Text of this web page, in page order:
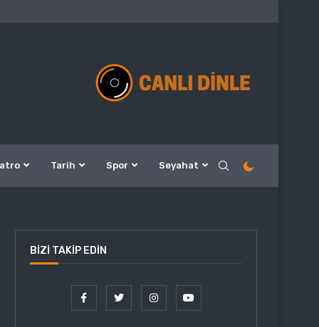
Tarih Spor Seyahat
BIZI TAKIP EDIN